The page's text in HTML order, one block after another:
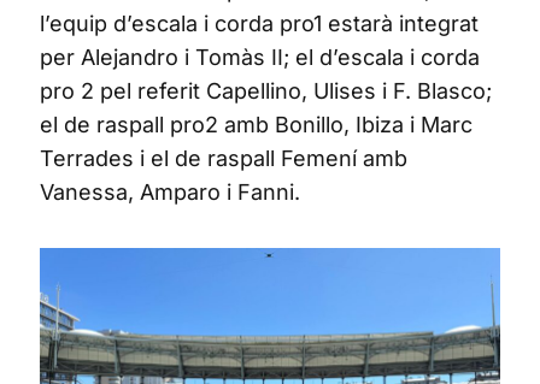
l’equip d’escala i corda pro1 estarà integrat
per Alejandro i Tomàs II; el d’escala i corda
pro 2 pel referit Capellino, Ulises i F. Blasco;
el de raspall pro2 amb Bonillo, Ibiza i Marc
Terrades i el de raspall Femení amb
Vanessa, Amparo i Fanni.